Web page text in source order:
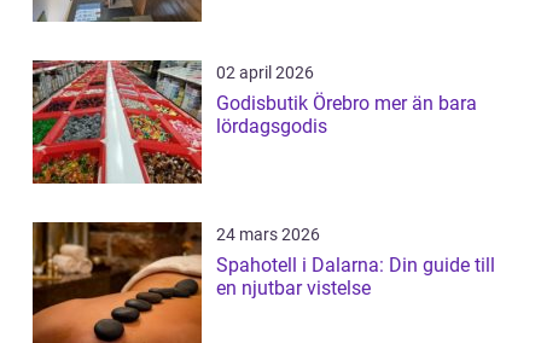
02 april 2026
Godisbutik Örebro mer än bara
lördagsgodis
24 mars 2026
Spahotell i Dalarna: Din guide till
en njutbar vistelse